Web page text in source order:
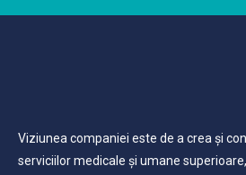
Viziunea companiei este de a crea și
serviciilor medicale și umane